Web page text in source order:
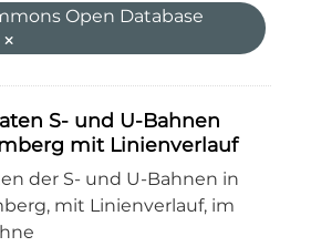
Open Database
S- und U-Bahnen
mit Linienverlauf
der S- und U-Bahnen in
mit Linienverlauf, im